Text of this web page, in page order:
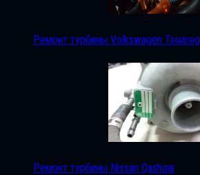
Ремонт турбины Volkswagen Touareg
Ремонт турбины Nissan Qashqai